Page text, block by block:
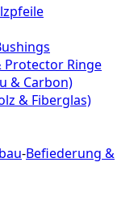
Protector Ringe
& Carbon)
& Fiberglas)
-Befiederung &